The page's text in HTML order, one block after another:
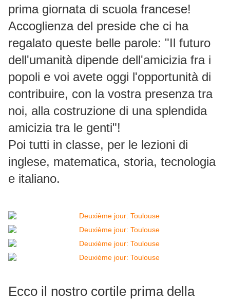
prima giornata di scuola francese!
Accoglienza del preside che ci ha
regalato queste belle parole: "Il futuro
dell'umanità dipende dell'amicizia fra i
popoli e voi avete oggi l'opportunità di
contribuire, con la vostra presenza tra
noi, alla costruzione di una splendida
amicizia tra le genti"!
Poi tutti in classe, per le lezioni di
inglese, matematica, storia, tecnologia
e italiano.
Ecco il nostro cortile prima della